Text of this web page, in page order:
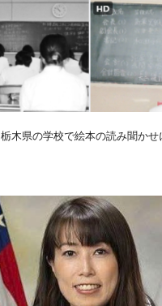
栃木県の学校で絵本の読み聞かせ